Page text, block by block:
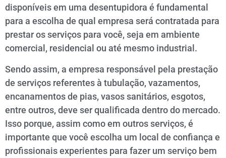
disponíveis em uma desentupidora é fundamental
para a escolha de qual empresa será contratada para
prestar os serviços para você, seja em ambiente
comercial, residencial ou até mesmo industrial.
Sendo assim, a empresa responsável pela prestação
de serviços referentes à tubulação, vazamentos,
encanamentos de pias, vasos sanitários, esgotos,
entre outros, deve ser qualificada dentro do mercado.
Isso porque, assim como em outros serviços, é
importante que você escolha um local de confiança e
profissionais experientes para fazer um serviço bem